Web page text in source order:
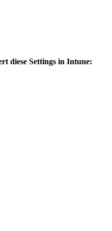
diese Settings in Intune: